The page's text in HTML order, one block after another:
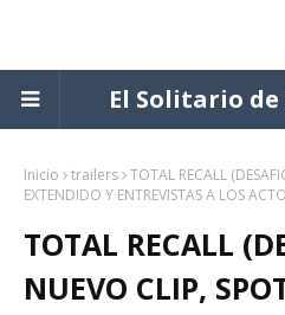
El Solitario
Inicio trailers TOTAL RECALL
EXTENDIDO Y ENTREVISTAS A LOS
TOTAL RECALL
NUEVO CLIP,